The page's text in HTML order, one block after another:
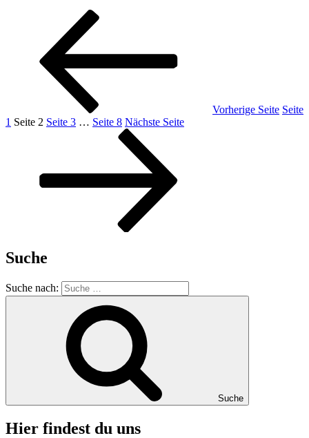
Vorherige Seite Seite
1 Seite 2 Seite 3 … Seite 8 Nächste Seite
Suche
Suche nach:
Suche
Hier findest du uns